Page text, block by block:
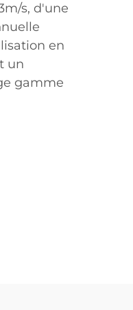
s, d'une
en
un
gamme